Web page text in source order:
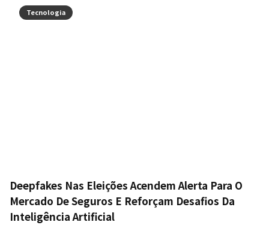
Tecnologia
Deepfakes Nas Eleições Acendem Alerta Para O
Mercado De Seguros E Reforçam Desafios Da
Inteligência Artificial